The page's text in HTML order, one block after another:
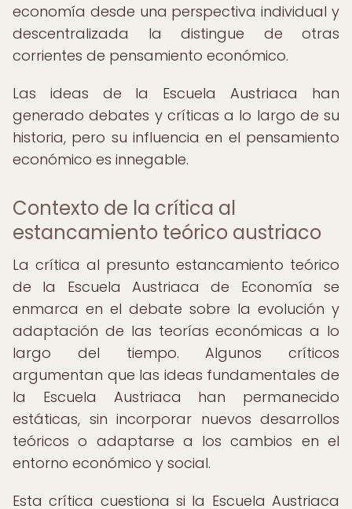
economía desde una perspectiva individual y
descentralizada la distingue de otras
corrientes de pensamiento económico.
Las ideas de la Escuela Austriaca han
generado debates y críticas a lo largo de su
historia, pero su influencia en el pensamiento
económico es innegable.
Contexto de la crítica al
estancamiento teórico austriaco
La crítica al presunto estancamiento teórico
de la Escuela Austriaca de Economía se
enmarca en el debate sobre la evolución y
adaptación de las teorías económicas a lo
largo del tiempo. Algunos críticos
argumentan que las ideas fundamentales de
la Escuela Austriaca han permanecido
estáticas, sin incorporar nuevos desarrollos
teóricos o adaptarse a los cambios en el
entorno económico y social.
Esta crítica cuestiona si la Escuela Austriaca